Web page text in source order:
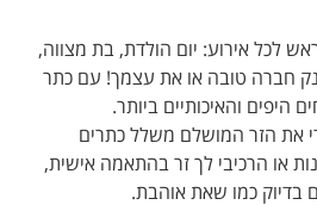
לכל אירוע: יום הולדת, בת מצווה,
חברה טובה או את עצמך! עם כתר
והאיכותיים ביותר.
את הזר המושלם משלל כתרים
או הרכיבי לך זר בהתאמה אישית,
בדיוק כמו שאת אוהבת.